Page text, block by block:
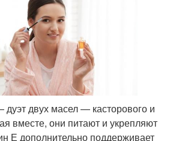
двух масел — касторового и
вместе, они питают и укрепляют
Е дополнительно поддерживает